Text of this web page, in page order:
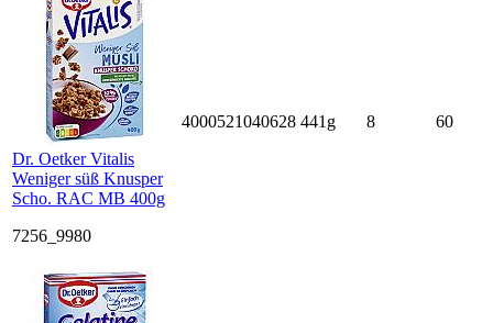
Dr. Oetker Vitalis
Weniger süß Knusper
Scho. RAC MB 400g
7256_9980
4000521040628 441g 8 60